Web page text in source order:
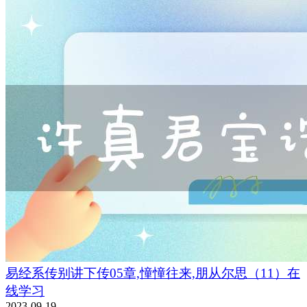
易经系传别讲下传05章,憧憧往来,朋从尔思（11）在
线学习